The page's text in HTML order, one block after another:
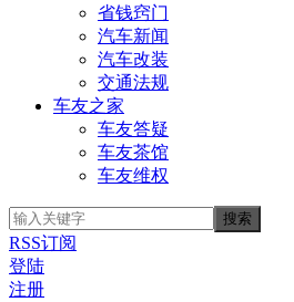
省钱窍门
汽车新闻
汽车改装
交通法规
车友之家
车友答疑
车友茶馆
车友维权
RSS订阅
登陆
注册